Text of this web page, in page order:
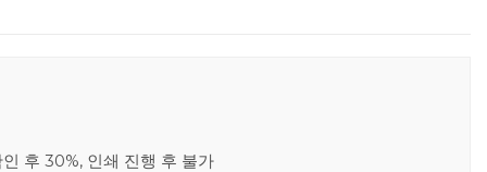
후 30%, 인쇄 진행 후 불가